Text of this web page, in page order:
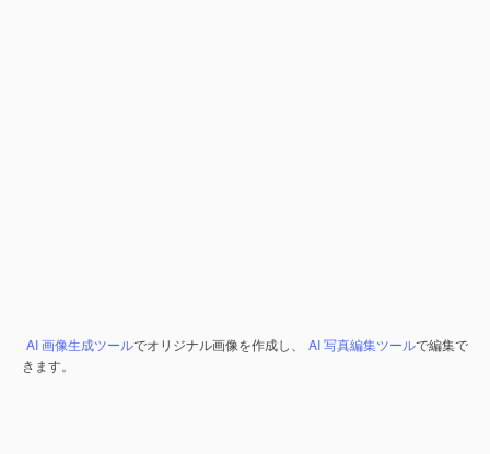
AI 画像生成ツールでオリジナル画像を作成し、 AI 写真編集ツールで編集で
きます。